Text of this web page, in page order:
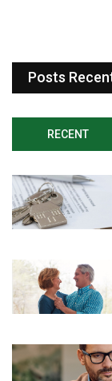
Posts
RECENT